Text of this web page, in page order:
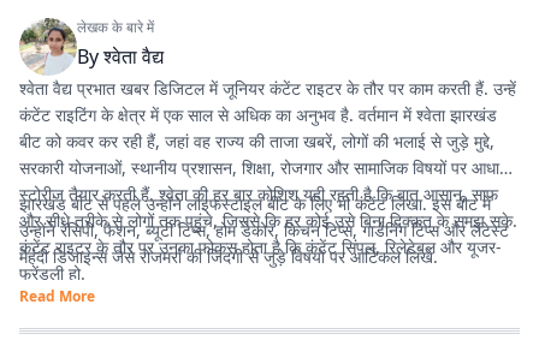
लेखक के बारे में
Byश्वेता वैद्य
श्वेता वैद्य प्रभात खबर डिजिटल में जूनियर कंटेंट राइटर के तौर पर काम करती हैं. उन्हें
कंटेंट राइटिंग के क्षेत्र में एक साल से अधिक का अनुभव है. वर्तमान में श्वेता झारखंड
बीट को कवर कर रही हैं, जहां वह राज्य की ताजा खबरें, लोगों की भलाई से जुड़े मुद्दे,
सरकारी योजनाओं, स्थानीय प्रशासन, शिक्षा, रोजगार और सामाजिक विषयों पर आधारित
स्टोरीज तैयार करती हैं. श्वेता की हर बार कोशिश यही रहती है कि बात आसान, साफ
और सीधे तरीके से लोगों तक पहुंचे, जिससे कि हर कोई उसे बिना दिक्कत के समझ सके.
कंटेंट राइटर के तौर पर उनका फोकस होता है कि कंटेंट सिंपल, रिलेटेबल और यूजर-
फ्रेंडली हो.
झारखंड बीट से पहले उन्होंने लाइफस्टाइल बीट के लिए भी कंटेंट लिखा. इस बीट में
उन्होंने रेसिपी, फैशन, ब्यूटी टिप्स, होम डेकोर, किचन टिप्स, गार्डनिंग टिप्स और लेटेस्ट
मेहंदी डिजाइन्स जैसे रोजमर्रा की जिंदगी से जुड़े विषयों पर आर्टिकल लिखे.
Read More